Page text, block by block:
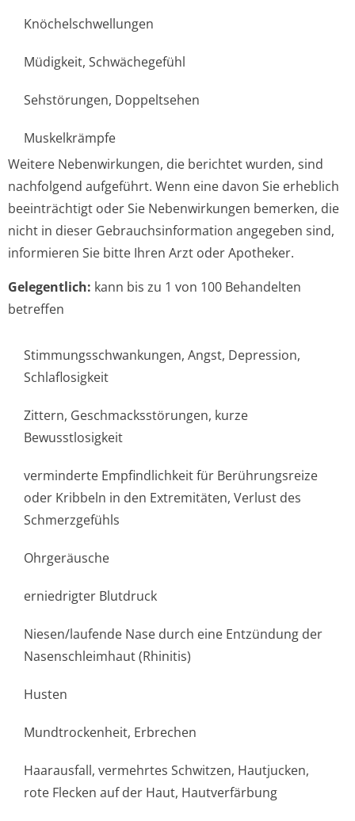
Knöchelschwellungen
Müdigkeit, Schwächegefühl
Sehstörungen, Doppeltsehen
Muskelkrämpfe
Weitere Nebenwirkungen, die berichtet wurden, sind
nachfolgend aufgeführt. Wenn eine davon Sie erheblich
beeinträchtigt oder Sie Nebenwirkungen bemerken, die
nicht in dieser Gebrauchsinfor­mation angegeben sind,
informieren Sie bitte Ihren Arzt oder Apotheker.
Gelegentlich: kann bis zu 1 von 100 Behandelten
betreffen
Stimmungsschwan­kungen, Angst, Depression,
Schlaflosigkeit
Zittern, Geschmacksstörun­gen, kurze
Bewusstlosigkeit
verminderte Empfindlichkeit für Berührungsreize
oder Kribbeln in den Extremitäten, Verlust des
Schmerzgefühls
Ohrgeräusche
erniedrigter Blutdruck
Niesen/laufende Nase durch eine Entzündung der
Nasenschleimhaut (Rhinitis)
Husten
Mundtrockenheit, Erbrechen
Haarausfall, vermehrtes Schwitzen, Hautjucken,
rote Flecken auf der Haut, Hautverfärbung